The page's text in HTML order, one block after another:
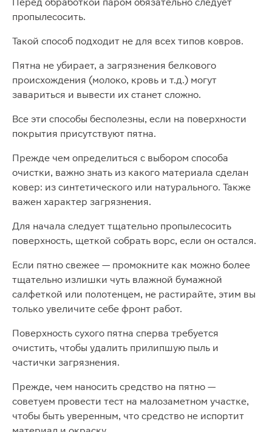
пропылесосить.
Такой способ подходит не для всех типов ковров.
Пятна не убирает, а загрязнения белкового
происхождения (молоко, кровь и т.д.) могут
завариться и вывести их станет сложно.
Все эти способы бесполезны, если на поверхности
покрытия присутствуют пятна.
Прежде чем определиться с выбором способа
очистки, важно знать из какого материала сделан
ковер: из синтетического или натурального. Также
важен характер загрязнения.
Для начала следует тщательно пропылесосить
поверхность, щеткой собрать ворс, если он остался.
Если пятно свежее — промокните как можно более
тщательно излишки чуть влажной бумажной
салфеткой или полотенцем, не растирайте, этим вы
только увеличите себе фронт работ.
Поверхность сухого пятна сперва требуется
очистить, чтобы удалить прилипшую пыль и
частички загрязнения.
Прежде, чем наносить средство на пятно —
советуем провести тест на малозаметном участке,
чтобы быть уверенным, что средство не испортит